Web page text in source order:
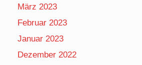
März 2023
Februar 2023
Januar 2023
Dezember 2022